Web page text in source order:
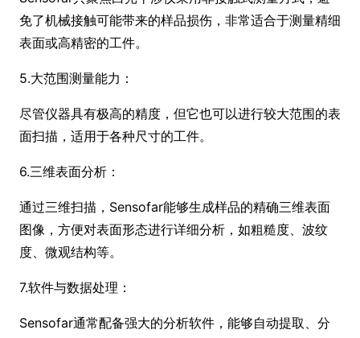
免了机械接触可能带来的样品损伤，非常适合于测量精细
表面或高精密的工件。
5.大范围测量能力：
尽管仪器具有极高的精度，但它也可以进行较大范围的表
面扫描，适用于各种尺寸的工件。
6.三维表面分析：
通过三维扫描，Sensofar能够生成样品的精确三维表面
图像，方便对表面形态进行详细分析，如粗糙度、波纹
度、微观结构等。
7.软件与数据处理：
Sensofar通常配备强大的分析软件，能够自动提取、分